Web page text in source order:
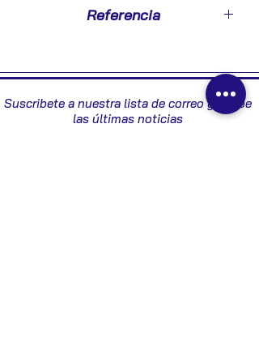
Referencia
Suscribete a nuestra lista de correo y recibe
las últimas noticias